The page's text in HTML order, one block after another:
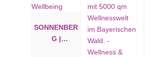
SONNENBER
G |